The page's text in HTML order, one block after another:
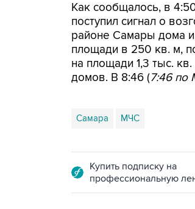
Как сообщалось, в
поступил сигнал о
районе Самары дома
площади в 250 кв. м,
на площади 1,3 тыс.
домов. В 8:46 (7:46 по
Самара МЧС
Купить подписку на
профессиональную